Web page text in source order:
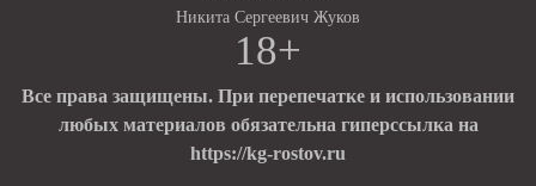
Никита Сергеевич Жуков
18+
Все права защищены. При перепечатке и использовании
любых материалов обязательна гиперссылка на
https://kg-rostov.ru